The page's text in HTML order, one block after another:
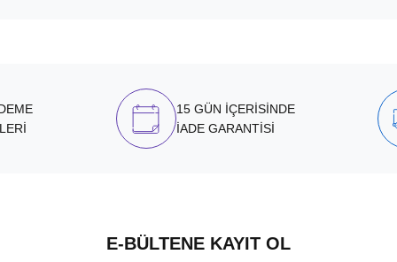
15 GÜN İÇERİSİNDE
İADE GARANTİSİ
E-BÜLTENE KAYIT OL